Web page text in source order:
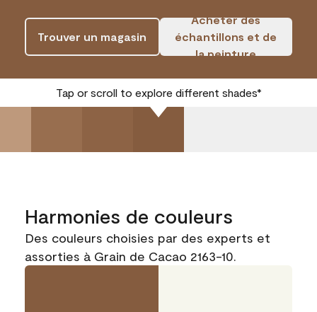
Trouver un magasin
Acheter des
échantillons et de
la peinture
Tap or scroll to explore different shades*
Harmonies de couleurs
Des couleurs choisies par des experts et
assorties à Grain de Cacao 2163-10.